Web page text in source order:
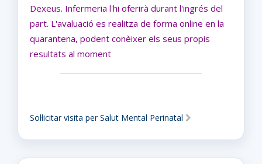
Dexeus. Infermeria l'hi oferirà durant l'ingrés del
part. L'avaluació es realitza de forma online en la
quarantena, podent conèixer els seus propis
resultats al moment
Sol·licitar visita per Salut Mental Perinatal